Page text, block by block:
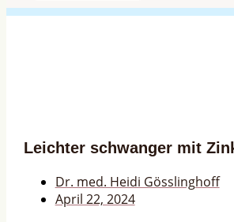
Leichter schwanger mit
Dr. med. Heidi Gösslinghoff
April 22, 2024